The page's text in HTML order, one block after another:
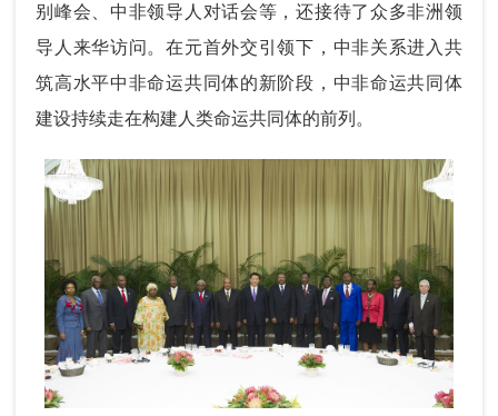
别峰会、中非领导人对话会等，还接待了众多非洲领
导人来华访问。在元首外交引领下，中非关系进入共
筑高水平中非命运共同体的新阶段，中非命运共同体
建设持续走在构建人类命运共同体的前列。